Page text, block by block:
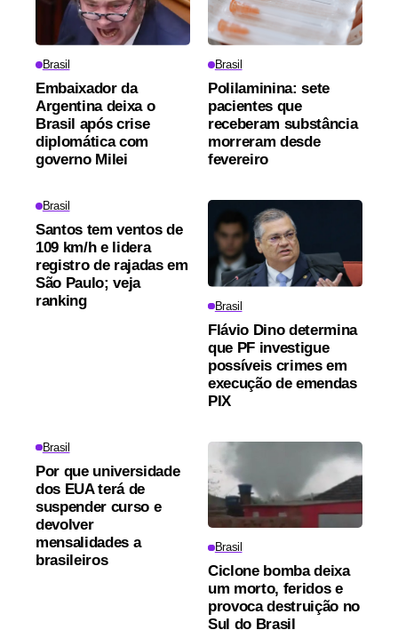
Brasil
Embaixador da
Argentina deixa o
Brasil após crise
diplomática com
governo Milei
Brasil
Polilaminina: sete
pacientes que
receberam substância
morreram desde
fevereiro
Brasil
Santos tem ventos de
109 km/h e lidera
registro de rajadas em
São Paulo; veja
ranking
Brasil
Flávio Dino determina
que PF investigue
possíveis crimes em
execução de emendas
PIX
Brasil
Por que universidade
dos EUA terá de
suspender curso e
devolver
mensalidades a
brasileiros
Brasil
Ciclone bomba deixa
um morto, feridos e
provoca destruição no
Sul do Brasil